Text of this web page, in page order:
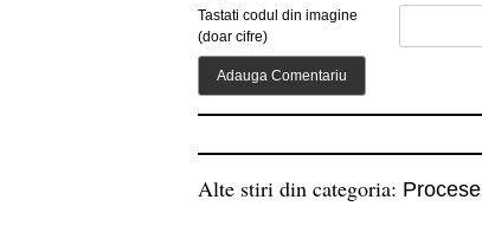
Tastati codul din imagine
(doar cifre)
Alte stiri din categoria: Procese